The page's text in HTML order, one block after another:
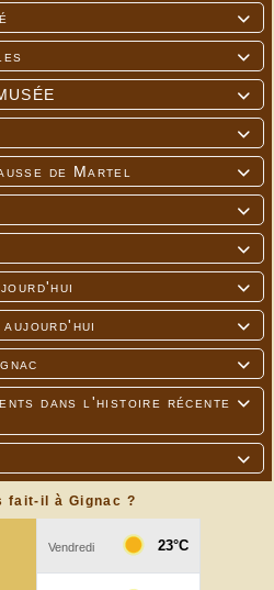





de Martel






dans l'histoire récente

fait-il à Gignac ?